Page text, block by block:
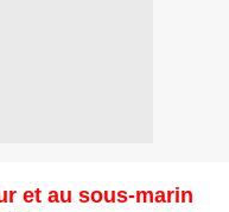
et au sous-marin